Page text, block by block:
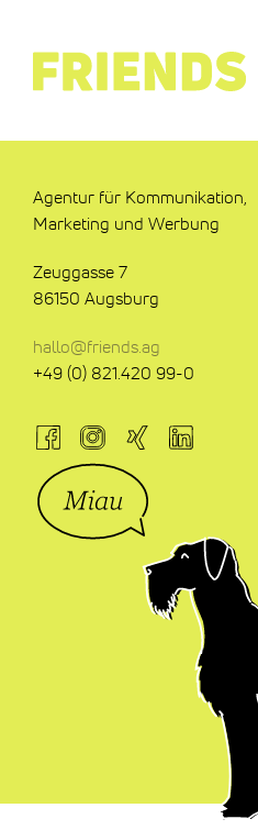
Agentur für Kommunikation,
Marketing und Werbung
Zeuggasse 7
86150 Augsburg
hallo@friends.ag
+49 (0) 821.420 99-0